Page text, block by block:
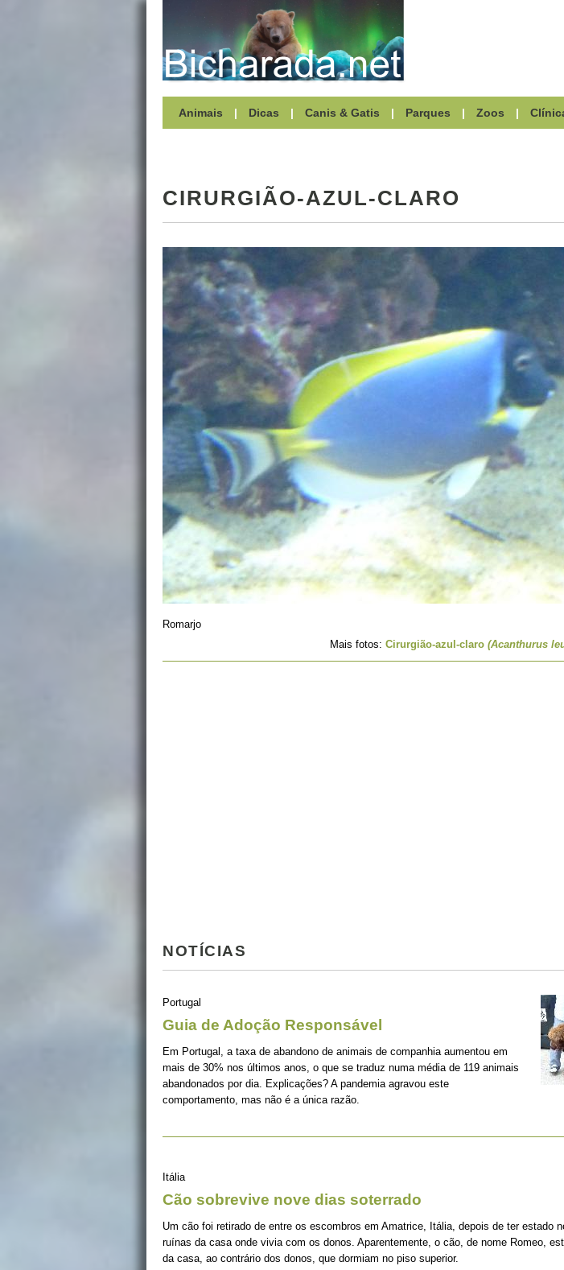
Animais | Dicas | Canis & Gatis | Parques | Zoos |
CIRURGIÃO-AZUL-CLARO
Romarjo
Mais fotos: Cirurgião-azul-claro (Acanthurus
NOTÍCIAS
Portugal
Guia de Adoção Responsável
Em Portugal, a taxa de abandono de animais de companhia aumentou em
mais de 30% nos últimos anos, o que se traduz numa média de 119 animais
abandonados por dia. Explicações? A pandemia agravou este
comportamento, mas não é a única razão.
Itália
Cão sobrevive nove dias soterrado
Um cão foi retirado de entre os escombros em Amatrice, Itália, depois de ter estado
ruínas da casa onde vivia com os donos. Aparentemente, o cão, de nome Romeo,
da casa, ao contrário dos donos, que dormiam no piso superior.